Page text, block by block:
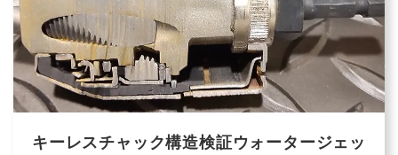
キーレスチャック構造検証ウォータージェッ